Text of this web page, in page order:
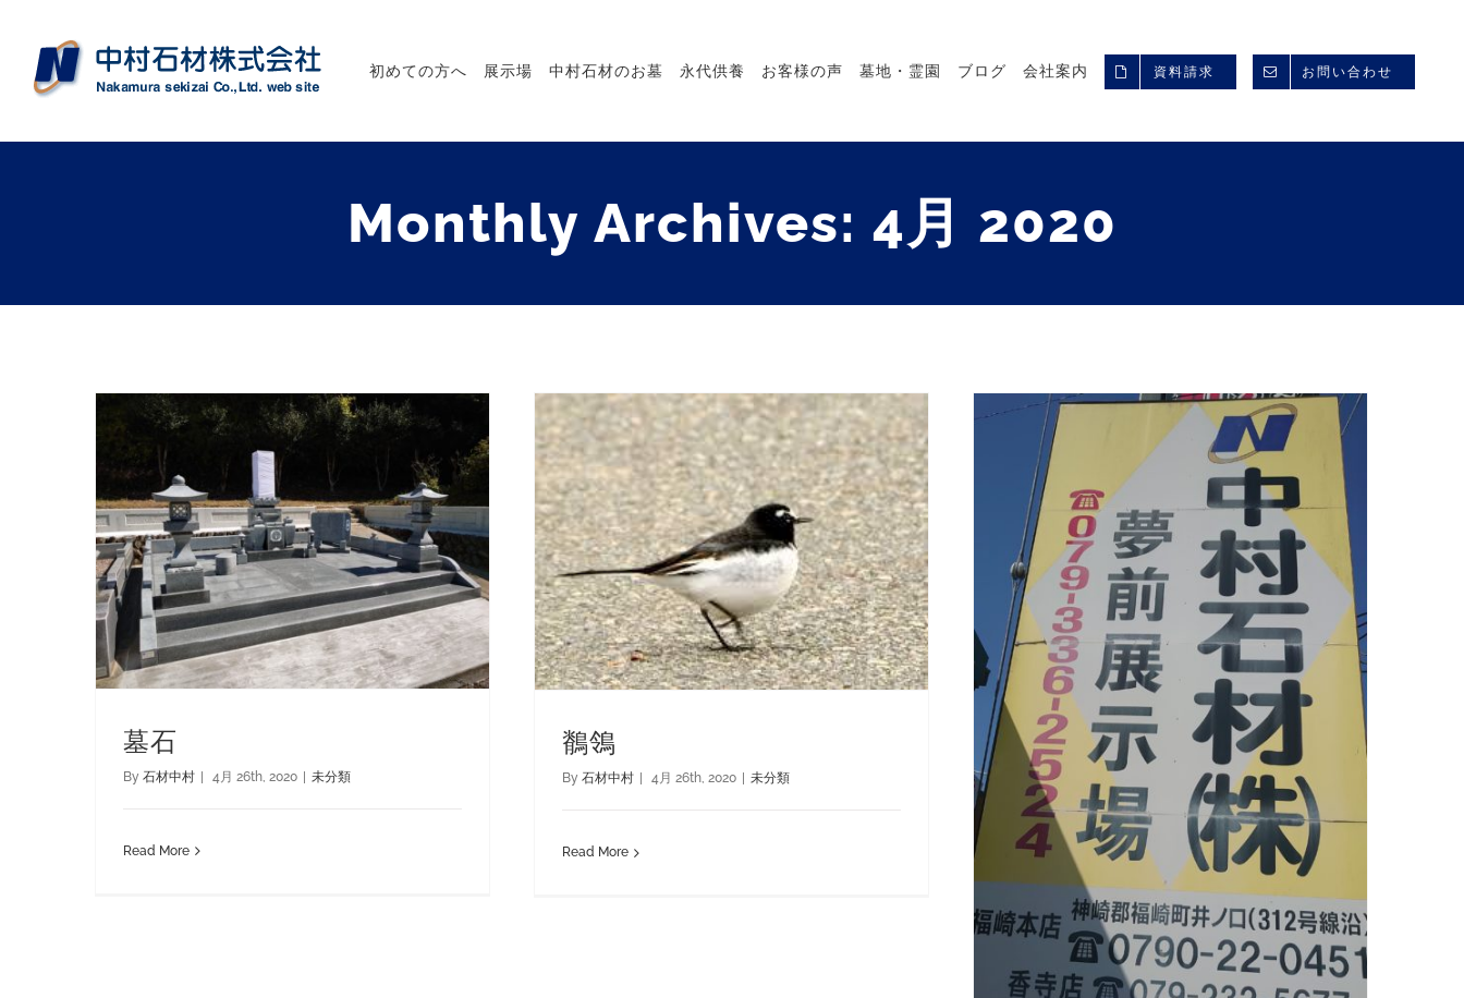
初めての方へ 展示場 中村石材のお墓 永代供養 お客様の声 墓地・霊園 ブログ 会社案内 資料請求 お問い合わせ
Monthly Archives: 4月 2020
墓石
By 石材中村 4月 26th, 2020 未分類
Read More
鶺鴒
By 石材中村 4月 26th, 2020 未分類
Read More